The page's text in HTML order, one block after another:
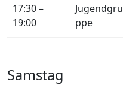
17:30 –
19:00
Jugendgru
ppe
Samstag